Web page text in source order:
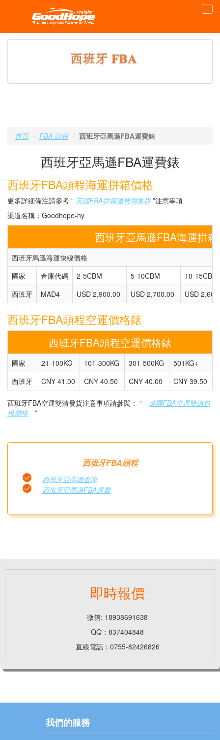
首頁 FBA 頭程 西班牙亞馬遜FBA運費錶
西班牙亞馬遜FBA運費錶
西班牙FBA頭程海運拼箱價格
更多詳細備注請參考 “ 英國FBA拼箱運費用集拼”注意事項
渠道名稱：Goodhope-hy
西班牙亞馬遜FBA海運拼
西班牙馬遜海運快線價格
國家
倉庫代碼 2-5CBM 5-10CBM
10-15CBM
西班牙
MAD4 USD 2,900.00 USD 2,700.00 USD
西班牙FBA頭程空運價格錶
西班牙FBA頭程空運價格錶
國家 21-100KG 101-300KG 301-500KG
501KG+
西班牙
CNY 41.00 CNY 40.50 CNY 40.00 CNY 39.50
西班牙FBA空運雙清發貨注意事項請參閱： “ 英國FBA空運雙清包
稅價格 ”
西班牙FBA頭程
西班牙亞馬遜倉庫
西班牙亞馬遜FBA運費
即時報價
微信: 18938691638
QQ：837404848
直線電話：0755-82426826
我們的服務